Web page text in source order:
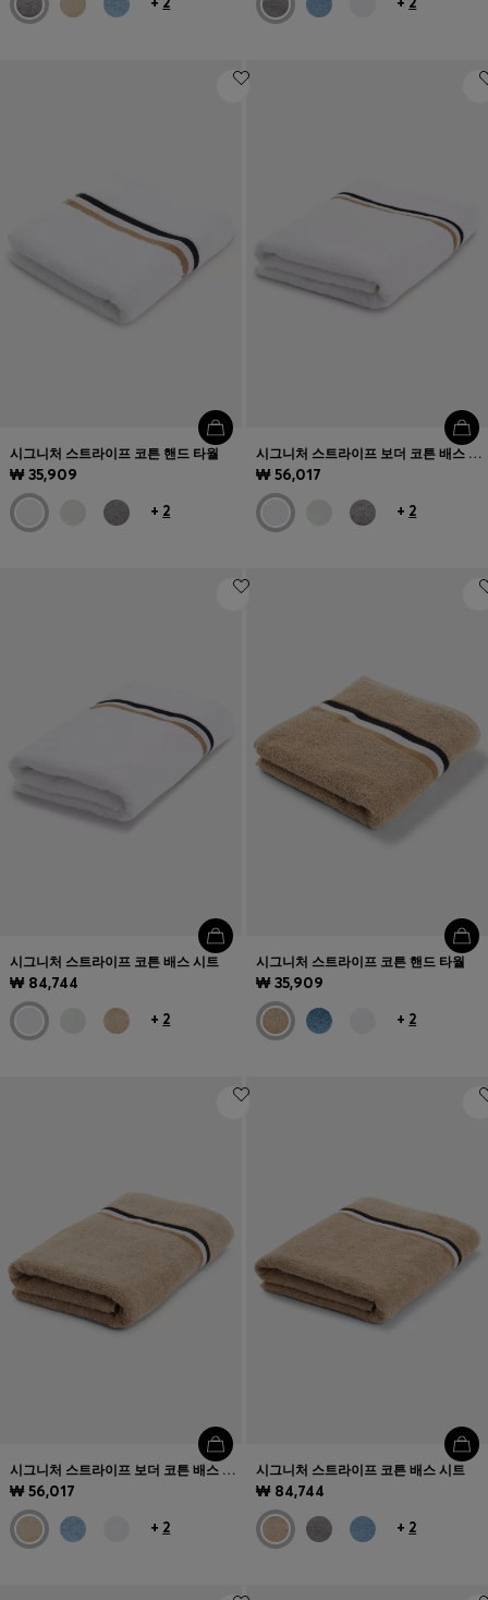
시그니처 스트라이프 코튼 핸드 타월
₩ 35,909
+ 2
시그니처 스트라이프 보더 코튼 배스 타월
₩ 56,017
+ 2
시그니처 스트라이프 코튼 배스 시트
₩ 84,744
+ 2
시그니처 스트라이프 코튼 핸드 타월
₩ 35,909
+ 2
시그니처 스트라이프 보더 코튼 배스 타월
₩ 56,017
+ 2
시그니처 스트라이프 코튼 배스 시트
₩ 84,744
+ 2